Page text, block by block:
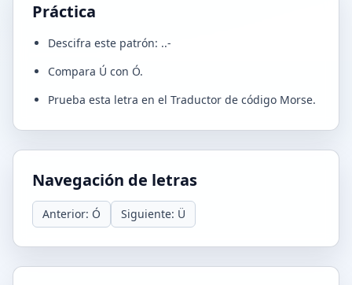
Práctica
Descifra este patrón: ..-
Compara Ú con Ó.
Prueba esta letra en el Traductor de código Morse.
Navegación de letras
Anterior: Ó Siguiente: Ü